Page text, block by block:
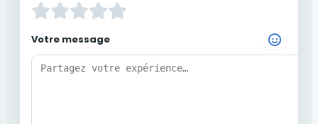
Votre message
Choisir un Emoji